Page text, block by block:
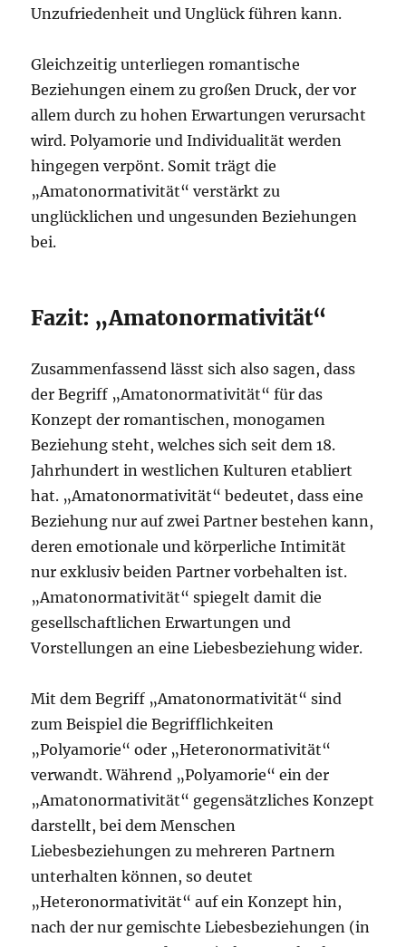
Unzufriedenheit und Unglück führen kann.
Gleichzeitig unterliegen romantische
Beziehungen einem zu großen Druck, der vor
allem durch zu hohen Erwartungen verursacht
wird. Polyamorie und Individualität werden
hingegen verpönt. Somit trägt die
„Amatonormativität“ verstärkt zu
unglücklichen und ungesunden Beziehungen
bei.
Fazit: „Amatonormativität“
Zusammenfassend lässt sich also sagen, dass
der Begriff „Amatonormativität“ für das
Konzept der romantischen, monogamen
Beziehung steht, welches sich seit dem 18.
Jahrhundert in westlichen Kulturen etabliert
hat. „Amatonormativität“ bedeutet, dass eine
Beziehung nur auf zwei Partner bestehen kann,
deren emotionale und körperliche Intimität
nur exklusiv beiden Partner vorbehalten ist.
„Amatonormativität“ spiegelt damit die
gesellschaftlichen Erwartungen und
Vorstellungen an eine Liebesbeziehung wider.
Mit dem Begriff „Amatonormativität“ sind
zum Beispiel die Begrifflichkeiten
„Polyamorie“ oder „Heteronormativität“
verwandt. Während „Polyamorie“ ein der
„Amatonormativität“ gegensätzliches Konzept
darstellt, bei dem Menschen
Liebesbeziehungen zu mehreren Partnern
unterhalten können, so deutet
„Heteronormativität“ auf ein Konzept hin,
nach der nur gemischte Liebesbeziehungen (in